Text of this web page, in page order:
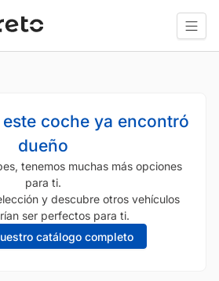
coche ya encontró
dueño
tenemos muchas más opciones
para ti.
y descubre otros vehículos
ser perfectos para ti.
catálogo completo